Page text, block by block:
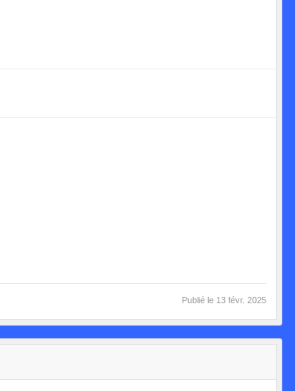
Publié le 13 févr. 2025